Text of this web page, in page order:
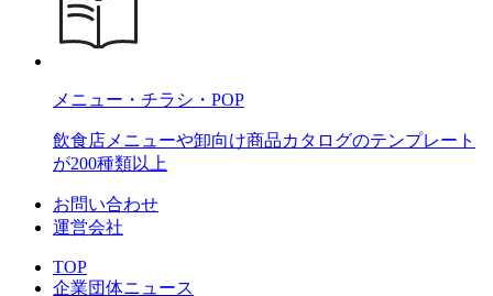
メニュー・チラシ・POP
飲食店メニューや卸向け商品カタログのテンプレート
が200種類以上
お問い合わせ
運営会社
TOP
企業団体ニュース